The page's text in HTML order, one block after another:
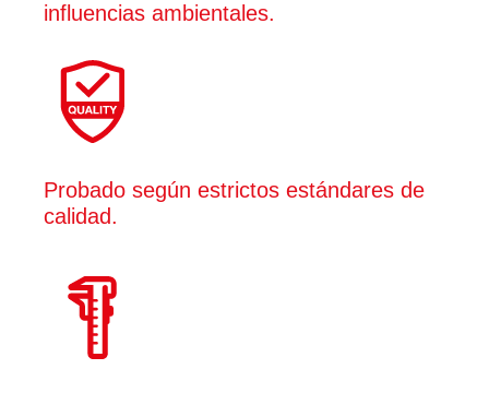
influencias ambientales.
Probado según estrictos estándares de
calidad.